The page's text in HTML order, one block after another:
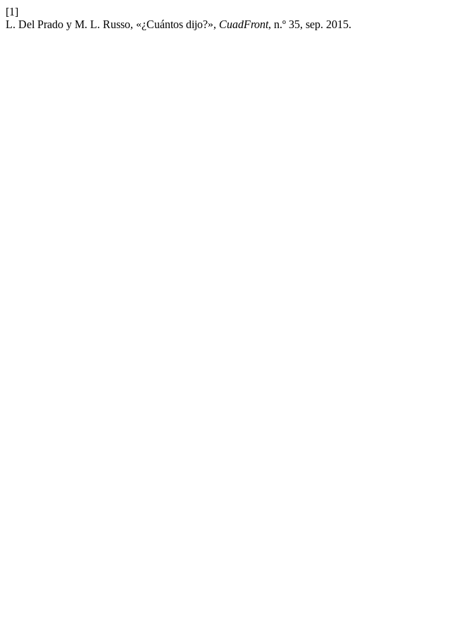
[1]
L. Del Prado y M. L. Russo, «¿Cuántos dijo?», CuadFront, n.º 35, sep. 2015.